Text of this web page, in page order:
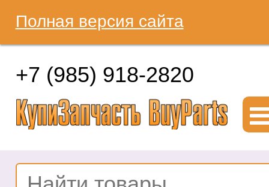
Полная версия сайта
+7 (985) 918-2820